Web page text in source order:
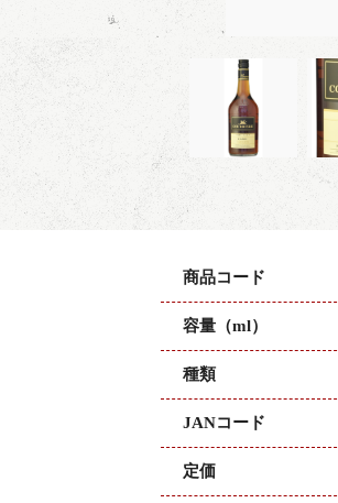
商品コード
容量（ml）
種類
JANコード
定価